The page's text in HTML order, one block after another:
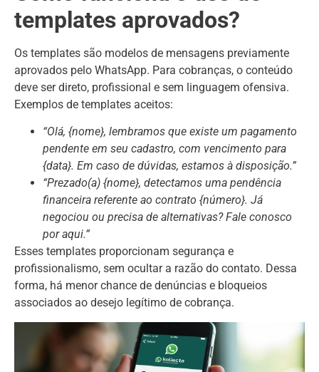
templates aprovados?
Os templates são modelos de mensagens previamente
aprovados pelo WhatsApp. Para cobranças, o conteúdo
deve ser direto, profissional e sem linguagem ofensiva.
Exemplos de templates aceitos:
“Olá, {nome}, lembramos que existe um pagamento
pendente em seu cadastro, com vencimento para
{data}. Em caso de dúvidas, estamos à disposição.”
“Prezado(a) {nome}, detectamos uma pendência
financeira referente ao contrato {número}. Já
negociou ou precisa de alternativas? Fale conosco
por aqui.”
Esses templates proporcionam segurança e
profissionalismo, sem ocultar a razão do contato. Dessa
forma, há menor chance de denúncias e bloqueios
associados ao desejo legítimo de cobrança.